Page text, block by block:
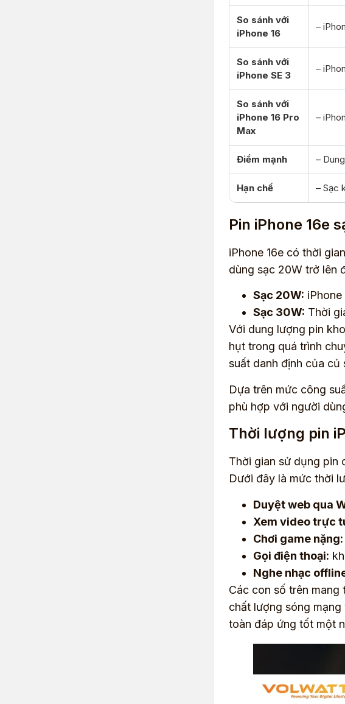
So sánh với
iPhone 16
–
So sánh với
iPhone SE 3
–
So sánh với
iPhone 16 Pro
Max
–
Điểm mạnh –
Hạn chế – Sạc
Pin iPhone 16e
iPhone 16e có thời
dùng sạc 20W trở lên
Sạc 20W:
Sạc 30W: Thời
Với dung lượng pin
hụt trong quá trình
suất danh định của củ
Dựa trên mức công
phù hợp với người
Thời lượng pin
Thời gian sử dụng pin
Dưới đây là mức thời
Duyệt web qua
Xem video trực
Chơi game nặng:
Gọi điện thoại:
Nghe nhạc
Các con số trên
chất lượng sóng
toàn đáp ứng tốt một